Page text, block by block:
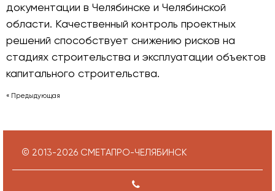
документации в Челябинске и Челябинской
области. Качественный контроль проектных
решений способствует снижению рисков на
стадиях строительства и эксплуатации объектов
капитального строительства.
« Предыдующая
© 2013-2026 СМЕТАПРО-ЧЕЛЯБИНСК